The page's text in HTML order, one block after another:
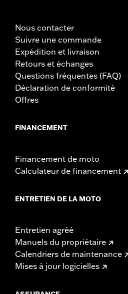
Nous contacter
Suivre une commande
Expédition et livraison
Retours et échanges
Questions fréquentes (FAQ)
Déclaration de conformité
Offres
FINANCEMENT
Financement de moto
Calculateur de financement
ENTRETIEN DE LA MOTO
Entretien agréé
Manuels du propriétaire
Calendriers de maintenance
Mises à jour logicielles